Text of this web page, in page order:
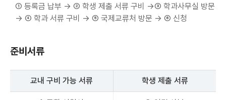
① 등록금 납부 → ② 학생 제출 서류 구비 →③ 학과사무실 방문
→ ④ 학과 서류 구비 → ⑤ 국제교류처 방문 → ⑥ 신청
준비서류
교내 구비 가능 서류 학생 제출 서류